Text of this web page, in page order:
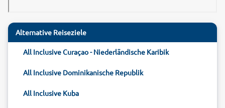
Alternative Reiseziele
All Inclusive Curaçao - Niederländische Karibik
All Inclusive Dominikanische Republik
All Inclusive Kuba